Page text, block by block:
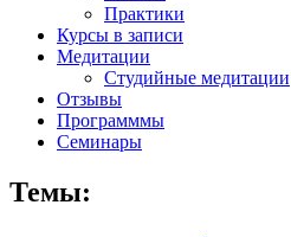
Практики
Курсы в записи
Медитации
Студийные медитации
Отзывы
Программмы
Семинары
Темы: